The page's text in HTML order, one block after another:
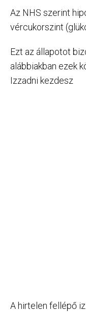
Az NHS szerint
vércukorszint
Ezt az állapotot
alábbiakban ezek
Izzadni kezdesz
A hirtelen fellépő